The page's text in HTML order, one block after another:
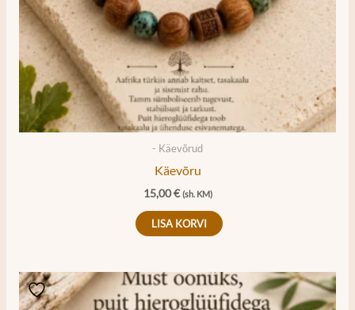
- Käevõrud
Käevõru
15,00€ (sh. KM)
LISA KORVI